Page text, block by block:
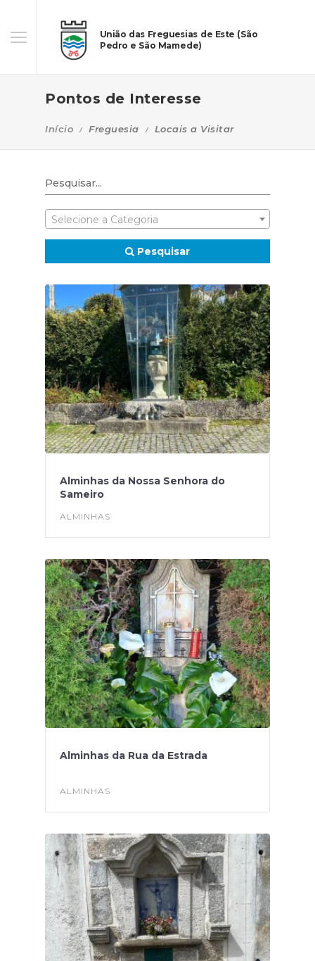
União das Freguesias de Este (São
Pedro e São Mamede)
Pontos de Interesse
Início Freguesia Locais a Visitar
Selecione a Categoria
Pesquisar
Alminhas da Nossa Senhora do
Sameiro
ALMINHAS
Alminhas da Rua da Estrada
ALMINHAS